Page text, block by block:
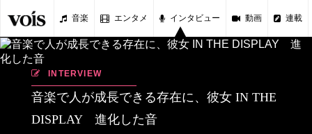
音楽 エンタメ インタビュー 動画 連載
INTERVIEW
音楽で人が成長できる存在に、彼女 IN THE
DISPLAY 進化した音